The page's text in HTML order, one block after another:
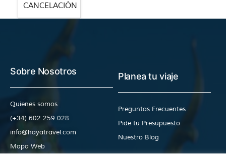
CANCELACIÓN
Agosto: 25 - 479€
- 365€
329€
Diciembre: 1 - 355€
Sobre Nosotros
Quienes somos
(+34) 602 259 028
info@hayatravel.com
Mapa Web
Planea tu viaje
Preguntas Frecuentes
Pide tu Presupuesto
Nuestro Blog